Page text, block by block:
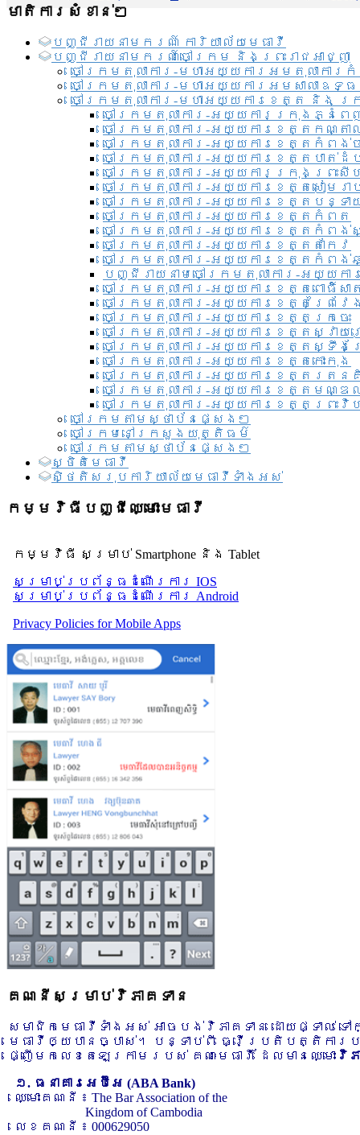
មាតិការសំខាន់ៗ
បញ្ជី​រាយ​នាមករណ៍ ការិយាល័យ​មេធាវី​
បញ្ជី​រាយ​នាមករណ៍​ចៅក្រម និងព្រះរាជអាជ្ញា
ចៅក្រមតុលាការ-មហាអយ្យការអមតុលាការ
ចៅក្រមតុលាការ-មហាអយ្យការអមសាលាឧទ្
ចៅក្រមតុលាការ-មហាអយ្យការខេត្ត និង ក្
ចៅក្រមតុលាការ-អយ្យការក្រុងភ្នំពេ
ចៅក្រមតុលាការ-អយ្យការខេត្តកណ្តា
ចៅក្រមតុលាការ-អយ្យការខេត្តកំពង់ច
ចៅក្រមតុលាការ-អយ្យការខេត្តបាត់ដំ
ចៅក្រមតុលាការ-អយ្យការ​ក្រុងព្រះសី
ចៅក្រមតុលាការ-អយ្យការខេត្តសៀមរា
ចៅក្រមតុលាការ-អយ្យការខេត្តបន្ទា
ចៅក្រមតុលាការ-អយ្យការខេត្តកំពត
ចៅក្រមតុលាការ-អយ្យការខេត្តកំពង់
ចៅក្រមតុលាការ-អយ្យការខេត្តតាកែវ
ចៅក្រមតុលាការ-អយ្យការខេត្តកំពង់
បញ្ជីរាយនាមចៅក្រមតុលាការ-អយ្យក
ចៅក្រមតុលាការ-អយ្យការខេត្តពោធិ៍សា
ចៅក្រមតុលាការ-អយ្យការខេត្តព្រៃវែ
ចៅក្រមតុលាការ-អយ្យការខេត្តក្រចេះ
ចៅក្រមតុលាការ-អយ្យការខេត្តស្វាយ
ចៅក្រមតុលាការ-អយ្យការខេត្តស្ទឹង
ចៅក្រមតុលាការ-អយ្យការខេត្តកោះកុង
ចៅក្រមតុលាការ-អយ្យការខេត្តរតន
ចៅក្រមតុលាការ-អយ្យការខេត្តមណ្
ចៅក្រមតុលាការ-អយ្យការខេត្តព្រះវិហ
ចៅក្រមតាមស្ថាប័នផ្សេងៗ
ចៅក្រមនៅក្រសួងយុត្តិធម៌
ចៅក្រមតាមស្ថាប័នផ្សេងៗ
ស្ថិតិមេធាវី
សិ្ថតិសរុបការិយាល័យមេធាវីទាំងអស់​
កម្មវិធីបញ្ជីឈ្មោះមេធាវី
កម្មវិធី សម្រាប់ Smartphone និង Tablet
សម្រាប់​ប្រព័ន្ធដំណើរការ IOS
សម្រាប់​ប្រព័ន្ធដំណើរការ Android
Privacy Policies for Mobile Apps
គណនីសម្រាប់វិភាគទាន
សមាជិកមេធាវីទាំងអស់ អាចបង់វិភាគទាន ដោយផ្ទាល់
មេធាវីឲ្យបានច្បាស់។ បន្ទាប់ពី ធ្វើប្រតិបត្តិកា
ផ្ញើមកលេខតេឡេក្រាមរបស់ គណៈមេធាវី ដែលមានឈ្មោះ វិភ
១. ធនាគារអេប៊ីអេ (ABA Bank)
ឈ្មោះគណនី ៖ The Bar Association of the
Kingdom of Cambodia
លេខគណនី ៖ 000629050